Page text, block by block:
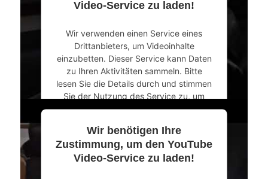
powered byUsercentrics Consent
Management Platform&eRecht24
Video-Service zu laden!
Wir verwenden einen Service eines
Drittanbieters, um Videoinhalte
einzubetten. Dieser Service kann Daten
zu Ihren Aktivitäten sammeln. Bitte
lesen Sie die Details durch und stimmen
Sie der Nutzung des Service zu, um
dieses Video anzusehen.
Mehr Informationen
Wir benötigen Ihre
Zustimmung, um den YouTube
Video-Service zu laden!